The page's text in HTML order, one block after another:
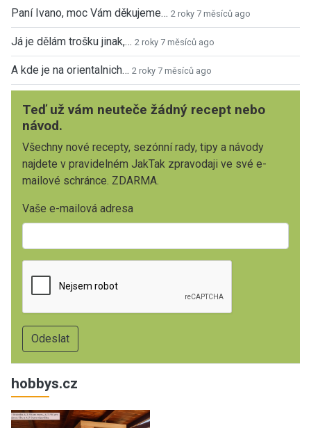
Paní Ivano, moc Vám děkujeme… 2 roky 7 měsíců ago
Já je dělám trošku jinak,… 2 roky 7 měsíců ago
A kde je na orientalnich… 2 roky 7 měsíců ago
Teď už vám neuteče žádný recept nebo
návod.
Všechny nové recepty, sezónní rady, tipy a návody
najdete v pravidelném JakTak zpravodaji ve své e-
mailové schránce. ZDARMA.
Vaše e-mailová adresa
hobbys.cz